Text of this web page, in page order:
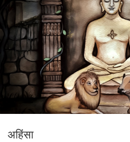
अहिंसा